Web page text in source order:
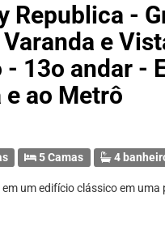
Republica -
e
- 13o andar -
e ao Metrô
5 Camas 4
um edifício clássico em uma